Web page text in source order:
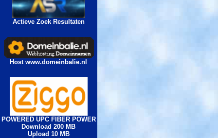
Actieve Zoek Resultaten
Host www.domeinbalie.nl
POWERED UPC FIBER POWER
Download 200 MB
Upload 10 MB